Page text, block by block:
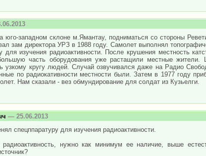
юго-западном склоне м.Ямантау, подниматься со стороны
зам директора УРЗ в 1988 году. Самолет выполнял
для изучения радиоактивности. После крушения местность
часть оборудования уже растащили местные
узкому кругу людей. Случай озвучивался даже на Радио
по радиокативности местности были. Затем в 1977 году
Нам сказали - вез обмундирование для солдат из Кузьелги.
— 25.06.2013
спецппаратуру для изучения радиоактивности.
радиоактивность, нужно как минимум ее наличие, выше